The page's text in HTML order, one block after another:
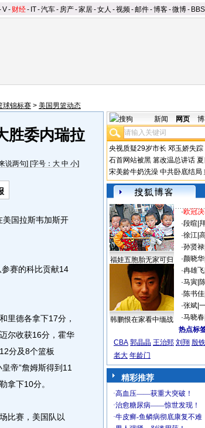
V- 财经- IT-汽车- 房产-家居-女人 -视频-邮件-博客-微博- BBS
球锦标赛 > 美国男篮动态
胜委内瑞拉
说两句] [字号： 大 中 小]
国拉斯韦加斯开
赛的科比贡献14
里德各拿下17分，
尔收获16分，霍华
分及8个篮板
皇帝”詹姆斯得到11
拿下10分。
赛，美国队以
新闻 网页
央视质疑29岁市长 邓玉娇失踪
石首网站被黑 篡改温总讲话
宋美龄牛奶洗澡 中共卧底结局
福娃五胞胎无家可归
韩鹏恨在家看中缅战
·欧冠
·段暄
·徐江|
·孙贤禄|
·颜晓华|
·冉雄飞|
·马寅|
·陈书佳|
·张斌|
·马晓春|
热点标
CBA 郭晶晶 王治郅 刘翔 殷
老大 年龄门
精彩推荐